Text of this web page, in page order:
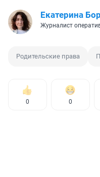
Екатерина
Журналист
Родительские права
0 0